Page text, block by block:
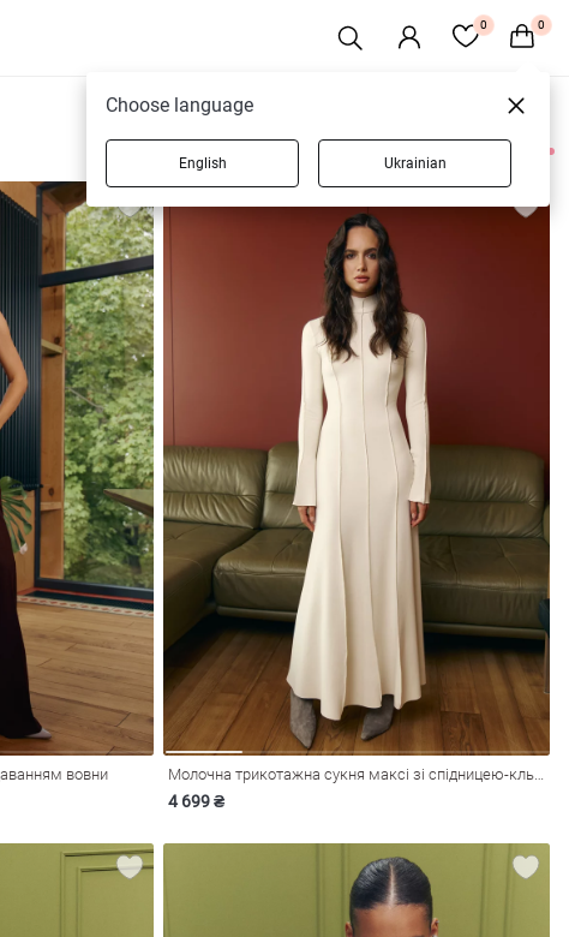
0 0
16 товарів
вовни Молочна трикотажна сукня максі зі спідницею-кльош
4 699 ₴
Choose language
English Ukrainian